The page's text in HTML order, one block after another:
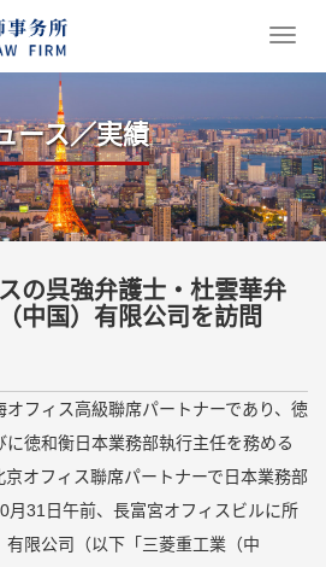
ース／実績
の呉強弁護士・杜雲華弁
中国）有限公司を訪問
フィス高級聯席パートナーであり、徳
徳和衡日本業務部執行主任を務める
オフィス聯席パートナーで日本業務部
月31日午前、長富宮オフィスビルに所
限公司（以下「三菱重工業（中